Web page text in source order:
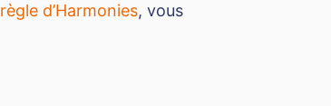
règle d’Harmonies, vous